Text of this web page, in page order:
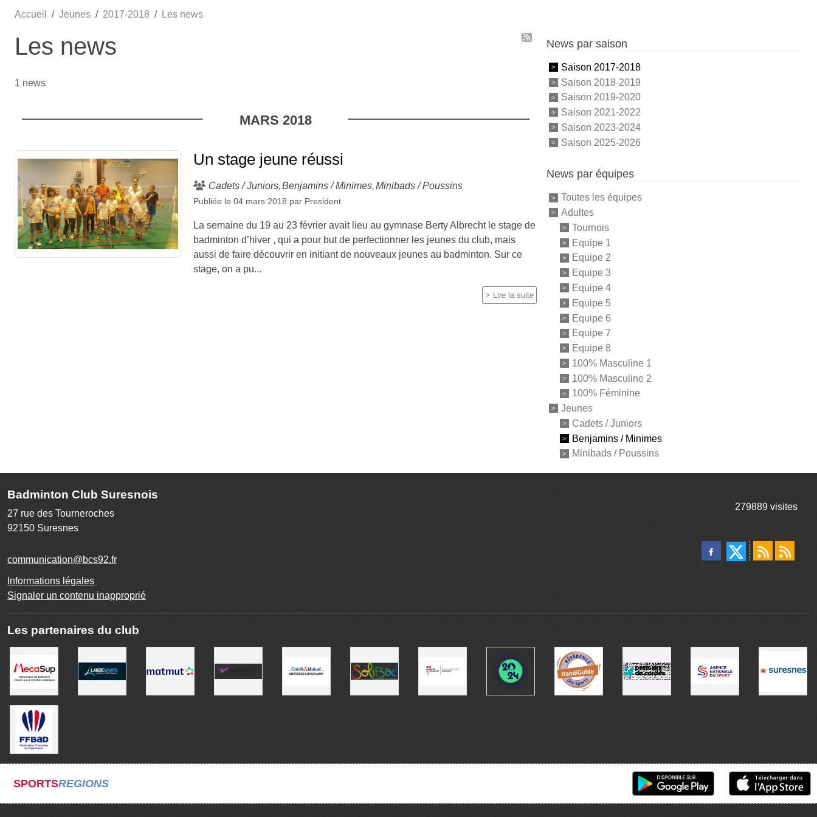
Accueil Jeunes 2017-2018 Les news
Les news
1 news
MARS 2018
Un stage jeune réussi
Cadets / Juniors Benjamins / Minimes Minibads / Poussins
Publiée le04 mars 2018 par President
La semaine du 19 au 23 février avait lieu au gymnase Berty Albrecht le stage de
badminton d’hiver , qui a pour but de perfectionner les jeunes du club, mais
aussi de faire découvrir en initiant de nouveaux jeunes au badminton. Sur ce
stage, on a pu...
Lire la suite
News par saison
Saison 2017-2018
Saison 2018-2019
Saison 2019-2020
Saison 2021-2022
Saison 2023-2024
Saison 2025-2026
News par équipes
Toutes les équipes
Adultes
Tournois
Equipe 1
Equipe 2
Equipe 3
Equipe 4
Equipe 5
Equipe 6
Equipe 7
Equipe 8
100% Masculine 1
100% Masculine 2
100% Féminine
Jeunes
Cadets / Juniors
Benjamins / Minimes
Minibads / Poussins
Badminton Club Suresnois
27 rue des Tourneroches
92150 Suresnes
communication@bcs92.fr
Informations légales
Signaler un contenu inapproprié
279889 visites
Les partenaires du club
SPORTSREGIONS